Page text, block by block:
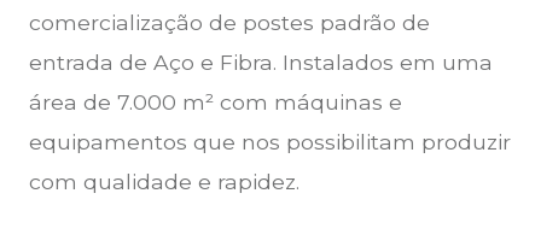
comercialização de postes padrão de
entrada de Aço e Fibra. Instalados em uma
área de 7.000 m² com máquinas e
equipamentos que nos possibilitam produzir
com qualidade e rapidez.